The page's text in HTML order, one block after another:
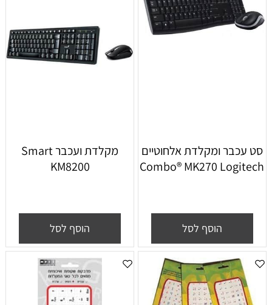
סט עכבר ומקלדת אלחוטיים
Combo® MK270 Logitech
הוסף לסל
‏מקלדת ועכבר Smart
KM8200
הוסף לסל